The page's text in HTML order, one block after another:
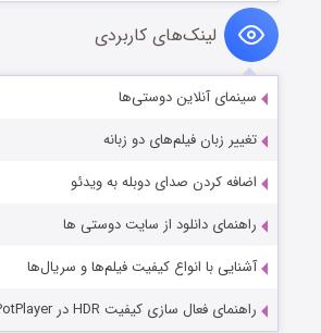
لینک‌های کاربردی
سینمای آنلاین دوستی‌ها
تغییر زبان فیلم‌های دو زبانه
اضافه کردن صدای دوبله به ویدئو
راهنمای دانلود از سایت دوستی ها
آشنایی با انواع کیفیت فیلم‌ها و سریال‌ها
راهنمای فعال سازی کیفیت HDR در PotPlayer